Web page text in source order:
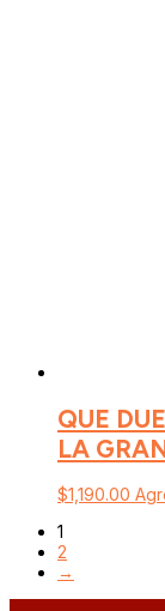
QUE
LA
$1,190.00
1
2
→